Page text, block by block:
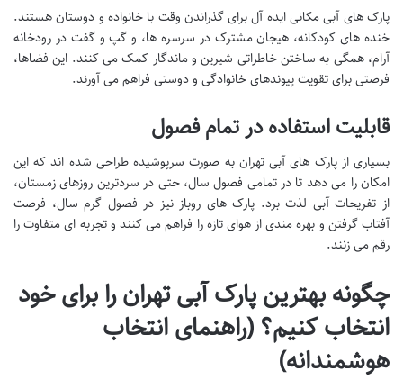
پارک های آبی مکانی ایده آل برای گذراندن وقت با خانواده و دوستان هستند.
خنده های کودکانه، هیجان مشترک در سرسره ها، و گپ و گفت در رودخانه
آرام، همگی به ساختن خاطراتی شیرین و ماندگار کمک می کنند. این فضاها،
فرصتی برای تقویت پیوندهای خانوادگی و دوستی فراهم می آورند.
قابلیت استفاده در تمام فصول
بسیاری از پارک های آبی تهران به صورت سرپوشیده طراحی شده اند که این
امکان را می دهد تا در تمامی فصول سال، حتی در سردترین روزهای زمستان،
از تفریحات آبی لذت برد. پارک های روباز نیز در فصول گرم سال، فرصت
آفتاب گرفتن و بهره مندی از هوای تازه را فراهم می کنند و تجربه ای متفاوت را
رقم می زنند.
چگونه بهترین پارک آبی تهران را برای خود
انتخاب کنیم؟ (راهنمای انتخاب
هوشمندانه)